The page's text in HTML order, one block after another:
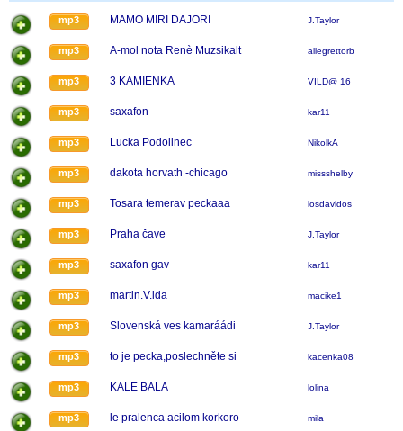
mp3 MAMO MIRI DAJORI J.Taylor
mp3 A-mol nota Renè Muzsikalt allegrettorb
mp3 3 KAMIENKA VILD@ 16
mp3 saxafon kar11
mp3 Lucka Podolinec NikolkA
mp3 dakota horvath -chicago missshelby
mp3 Tosara temerav peckaaa losdavidos
mp3 Praha čave J.Taylor
mp3 saxafon gav kar11
mp3 martin.V.ida macike1
mp3 Slovenská ves kamaráádi J.Taylor
mp3 to je pecka,poslechněte si kacenka08
mp3 KALE BALA lolina
mp3 le pralenca acilom korkoro mila